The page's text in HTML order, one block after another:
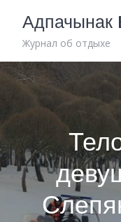
content
Адпачынак
Журнал об отдыхе